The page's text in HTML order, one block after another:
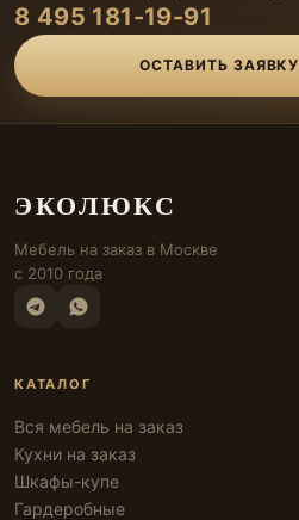
8 495 181-19-91
ОСТАВИТЬ ЗАЯВКУ
ЭКОЛЮКС
Мебель на заказ в Москве
с 2010 года
КАТАЛОГ
Вся мебель на заказ
Кухни на заказ
Шкафы-купе
Гардеробные